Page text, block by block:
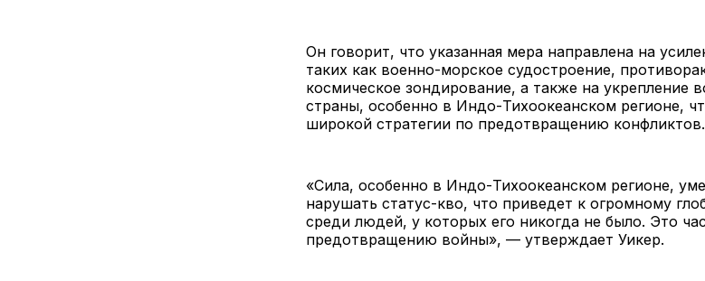
Он говорит, что указанная мера направлена ​​на
таких как военно-морское судостроение,
космическое зондирование, а также на укрепление
страны, особенно в Индо-Тихоокеанском регионе,
широкой стратегии по предотвращению конфликтов.
«Сила, особенно в Индо-Тихоокеанском регионе,
нарушать статус-кво, что приведет к огромному
среди людей, у которых его никогда не было. Это
предотвращению войны», — утверждает Уикер.